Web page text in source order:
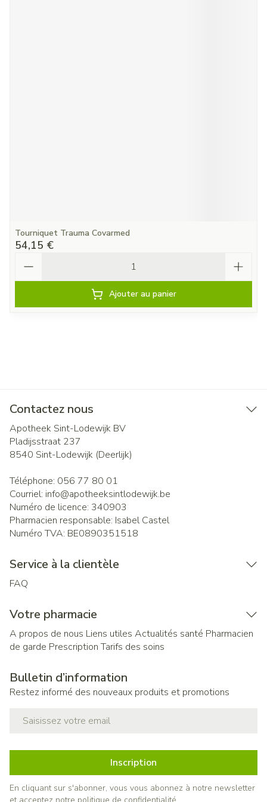
Tourniquet Trauma Covarmed
54,15 €
Ajouter au panier
Contactez nous
Apotheek Sint-Lodewijk BV
Pladijsstraat 237
8540 Sint-Lodewijk (Deerlijk)
Téléphone: 056 77 80 01
Courriel: info@apotheeksintlodewijk.be
Numéro de licence: 340903
Pharmacien responsable: Isabel Castel
Numéro TVA: BE0890351518
Service à la clientèle
FAQ
Votre pharmacie
A propos de nous Liens utiles Actualités santé Pharmacien
de garde Prescription Tarifs des soins
Bulletin d’information
Restez informé des nouveaux produits et promotions
Inscription
En cliquant sur s'abonner, vous vous abonnez à notre newsletter